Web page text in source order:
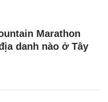
Marathon
danh nào ở Tây